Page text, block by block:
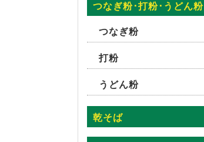
つなぎ粉･打粉･うどん粉
つなぎ粉
打粉
うどん粉
乾そば